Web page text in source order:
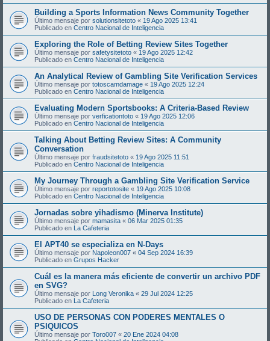
Building a Sports Information News Community Together
Último mensaje por solutionsitetoto « 19 Ago 2025 13:41
Publicado en Centro Nacional de Inteligencia
Exploring the Role of Betting Review Sites Together
Último mensaje por safetysitetoto « 19 Ago 2025 12:42
Publicado en Centro Nacional de Inteligencia
An Analytical Review of Gambling Site Verification Services
Último mensaje por totoscamdamage « 19 Ago 2025 12:24
Publicado en Centro Nacional de Inteligencia
Evaluating Modern Sportsbooks: A Criteria-Based Review
Último mensaje por verficationtoto « 19 Ago 2025 12:06
Publicado en Centro Nacional de Inteligencia
Talking About Betting Review Sites: A Community
Conversation
Último mensaje por fraudsitetoto « 19 Ago 2025 11:51
Publicado en Centro Nacional de Inteligencia
My Journey Through a Gambling Site Verification Service
Último mensaje por reportotosite « 19 Ago 2025 10:08
Publicado en Centro Nacional de Inteligencia
Jornadas sobre yihadismo (Minerva Institute)
Último mensaje por mamasita « 06 Mar 2025 01:35
Publicado en La Cafeteria
El APT40 se especializa en N-Days
Último mensaje por Napoleon007 « 04 Sep 2024 16:39
Publicado en Grupos Hacker
Cuál es la manera más eficiente de convertir un archivo PDF
en SVG?
Último mensaje por Long Veronika « 29 Jul 2024 12:25
Publicado en La Cafeteria
USO DE PERSONAS CON PODERES MENTALES O
PSIQUICOS
Último mensaje por Toro007 « 20 Ene 2024 04:08